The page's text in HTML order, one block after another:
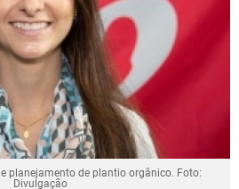
planejamento de plantio orgânico. Foto:
Divulgação